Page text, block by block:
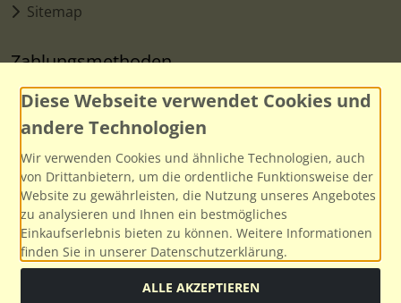
Sitemap
Zahlungsmethoden
Social Media
Diese Webseite verwendet Cookies und
andere Technologien
Wir verwenden Cookies und ähnliche Technologien, auch
von Drittanbietern, um die ordentliche Funktionsweise der
Website zu gewährleisten, die Nutzung unseres Angebotes
zu analysieren und Ihnen ein bestmögliches
Einkaufserlebnis bieten zu können. Weitere Informationen
finden Sie in unserer Datenschutzerklärung.
ALLE AKZEPTIEREN